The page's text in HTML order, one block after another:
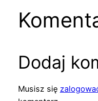
Dodaj
Musisz się